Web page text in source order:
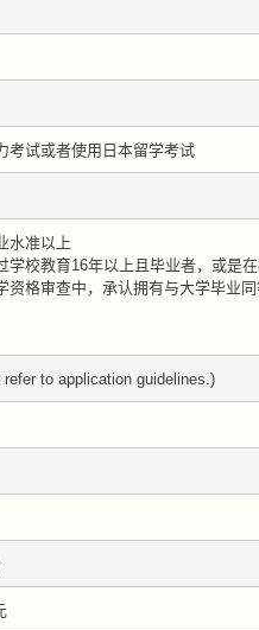
考试或者使用日本留学考试
水准以上
学校教育16年以上且毕业者，或是
资格审查中，承认拥有与大学毕业
to application guidelines.)